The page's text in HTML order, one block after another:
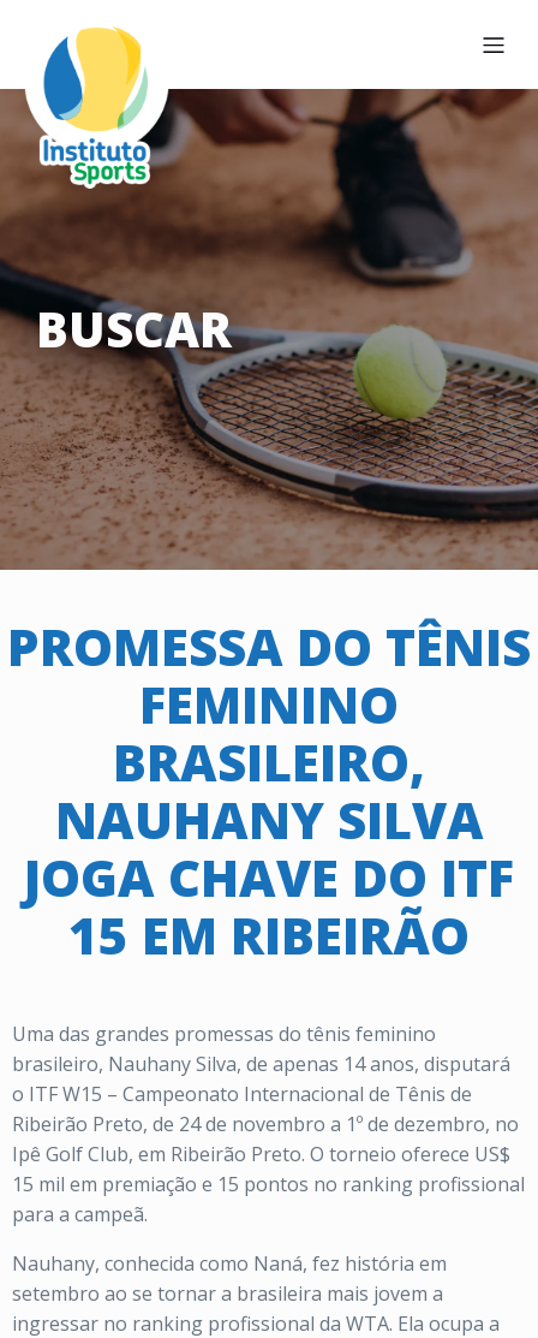
BUSCAR
PROMESSA DO TÊNIS
FEMININO
BRASILEIRO,
NAUHANY SILVA
JOGA CHAVE DO ITF
15 EM RIBEIRÃO
Uma das grandes promessas do tênis feminino
brasileiro, Nauhany Silva, de apenas 14 anos, disputará
o ITF W15 – Campeonato Internacional de Tênis de
Ribeirão Preto, de 24 de novembro a 1º de dezembro, no
Ipê Golf Club, em Ribeirão Preto. O torneio oferece US$
15 mil em premiação e 15 pontos no ranking profissional
para a campeã.
Nauhany, conhecida como Naná, fez história em
setembro ao se tornar a brasileira mais jovem a
ingressar no ranking profissional da WTA. Ela ocupa a